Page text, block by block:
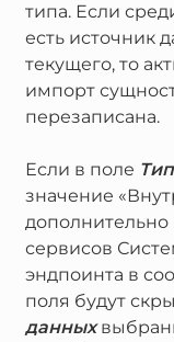
типа. Если
есть источник
текущего, то
импорт
перезаписана.
Если в поле
значение
сервисов
эндпоинта в
поля будут
данных